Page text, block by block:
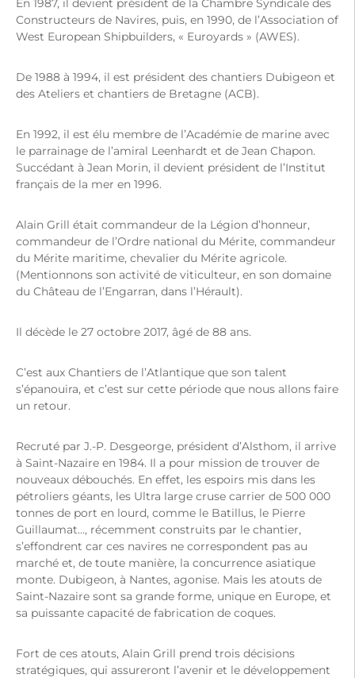
En 1987, il devient président de la Chambre Syndicale des
Constructeurs de Navires, puis, en 1990, de l’Association of
West European Shipbuilders, « Euroyards » (AWES).
De 1988 à 1994, il est président des chantiers Dubigeon et
des Ateliers et chantiers de Bretagne (ACB).
En 1992, il est élu membre de l’Académie de marine avec
le parrainage de l’amiral Leenhardt et de Jean Chapon.
Succédant à Jean Morin, il devient président de l’Institut
français de la mer en 1996.
Alain Grill était commandeur de la Légion d’honneur,
commandeur de l’Ordre national du Mérite, commandeur
du Mérite maritime, chevalier du Mérite agricole.
(Mentionnons son activité de viticulteur, en son domaine
du Château de l’Engarran, dans l’Hérault).
Il décède le 27 octobre 2017, âgé de 88 ans.
C’est aux Chantiers de l’Atlantique que son talent
s’épanouira, et c’est sur cette période que nous allons faire
un retour.
Recruté par J.-P. Desgeorge, président d’Alsthom, il arrive
à Saint-Nazaire en 1984. Il a pour mission de trouver de
nouveaux débouchés. En effet, les espoirs mis dans les
pétroliers géants, les Ultra large cruse carrier de 500 000
tonnes de port en lourd, comme le Batillus, le Pierre
Guillaumat…, récemment construits par le chantier,
s’effondrent car ces navires ne correspondent pas au
marché et, de toute manière, la concurrence asiatique
monte. Dubigeon, à Nantes, agonise. Mais les atouts de
Saint-Nazaire sont sa grande forme, unique en Europe, et
sa puissante capacité de fabrication de coques.
Fort de ces atouts, Alain Grill prend trois décisions
stratégiques, qui assureront l’avenir et le développement